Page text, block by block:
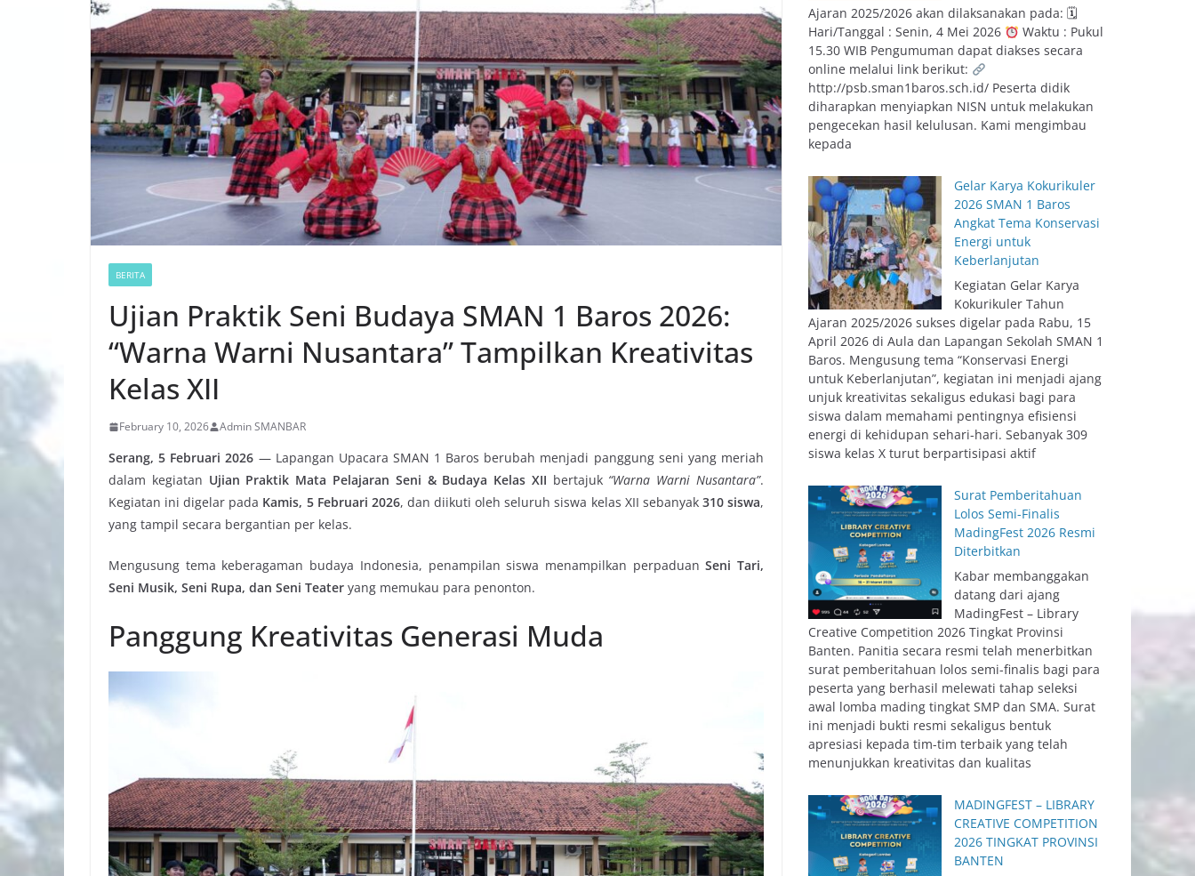
BERITA
Ujian Praktik Seni Budaya SMAN 1 Baros 2026:
“Warna Warni Nusantara” Tampilkan Kreativitas
Kelas XII
February 10, 2026 Admin SMANBAR
Serang, 5 Februari 2026 — Lapangan Upacara SMAN 1 Baros berubah menjadi panggung seni yang meriah
dalam kegiatan Ujian Praktik Mata Pelajaran Seni & Budaya Kelas XII bertajuk “Warna Warni Nusantara”.
Kegiatan ini digelar pada Kamis, 5 Februari 2026, dan diikuti oleh seluruh siswa kelas XII sebanyak 310 siswa,
yang tampil secara bergantian per kelas.
Mengusung tema keberagaman budaya Indonesia, penampilan siswa menampilkan perpaduanSeni Tari,
Seni Musik, Seni Rupa, dan Seni Teater yang memukau para penonton.
Panggung Kreativitas Generasi Muda
Ajaran 2025/2026 akan dilaksanakan pada: 🗓
Hari/Tanggal : Senin, 4 Mei 2026
Waktu : Pukul
15.30 WIB Pengumuman dapat diakses secara
online melalui link berikut:
http://psb.sman1baros.sch.id/ Peserta didik
diharapkan menyiapkan NISN untuk melakukan
pengecekan hasil kelulusan. Kami mengimbau
kepada
Gelar Karya Kokurikuler
2026 SMAN 1 Baros
Angkat Tema Konservasi
Energi untuk
Keberlanjutan
Kegiatan Gelar Karya
Kokurikuler Tahun
Ajaran 2025/2026 sukses digelar pada Rabu, 15
April 2026 di Aula dan Lapangan Sekolah SMAN 1
Baros. Mengusung tema “Konservasi Energi
untuk Keberlanjutan”, kegiatan ini menjadi ajang
unjuk kreativitas sekaligus edukasi bagi para
siswa dalam memahami pentingnya efisiensi
energi di kehidupan sehari-hari. Sebanyak 309
siswa kelas X turut berpartisipasi aktif
Surat Pemberitahuan
Lolos Semi-Finalis
MadingFest 2026 Resmi
Diterbitkan
Kabar membanggakan
datang dari ajang
MadingFest – Library
Creative Competition 2026 Tingkat Provinsi
Banten. Panitia secara resmi telah menerbitkan
surat pemberitahuan lolos semi-finalis bagi para
peserta yang berhasil melewati tahap seleksi
awal lomba mading tingkat SMP dan SMA. Surat
ini menjadi bukti resmi sekaligus bentuk
apresiasi kepada tim-tim terbaik yang telah
menunjukkan kreativitas dan kualitas
MADINGFEST – LIBRARY
CREATIVE COMPETITION
2026 TINGKAT PROVINSI
BANTEN